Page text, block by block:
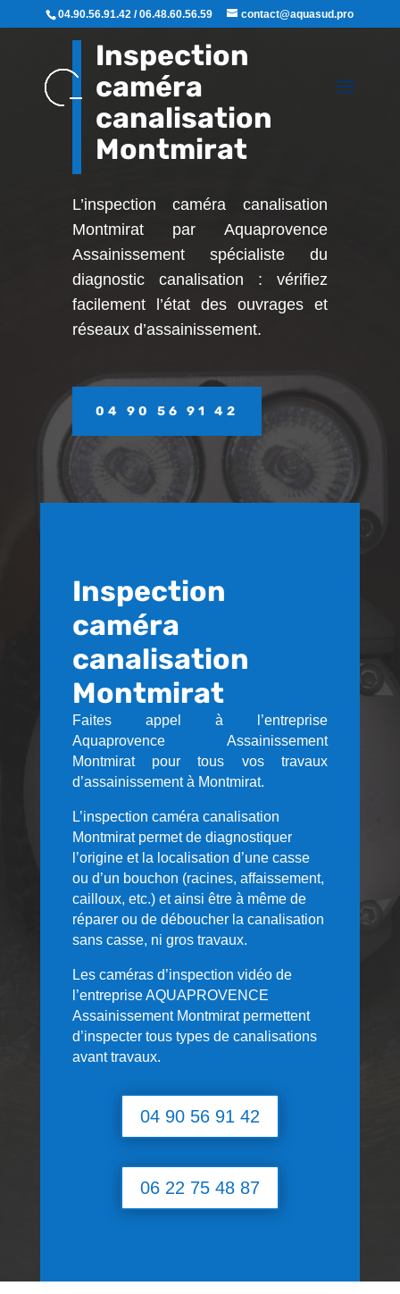
04.90.56.91.42 / 06.48.60.56.59 contact@aquasud.pro
Inspection
caméra
canalisation
Montmirat
L’inspection caméra canalisation
Montmirat par Aquaprovence
Assainissement spécialiste du
diagnostic canalisation : vérifiez
facilement l’état des ouvrages et
réseaux d’assainissement.
04 90 56 91 42
Inspection
caméra
canalisation
Montmirat
Faites appel à l’entreprise
Aquaprovence Assainissement
Montmirat pour tous vos travaux
d’assainissement à Montmirat.
L’inspection caméra canalisation
Montmirat permet de diagnostiquer
l’origine et la localisation d’une casse
ou d’un bouchon (racines, affaissement,
cailloux, etc.) et ainsi être à même de
réparer ou de déboucher la canalisation
sans casse, ni gros travaux.
Les caméras d’inspection vidéo de
l’entreprise AQUAPROVENCE
Assainissement Montmirat permettent
d’inspecter tous types de canalisations
avant travaux.
04 90 56 91 42
06 22 75 48 87